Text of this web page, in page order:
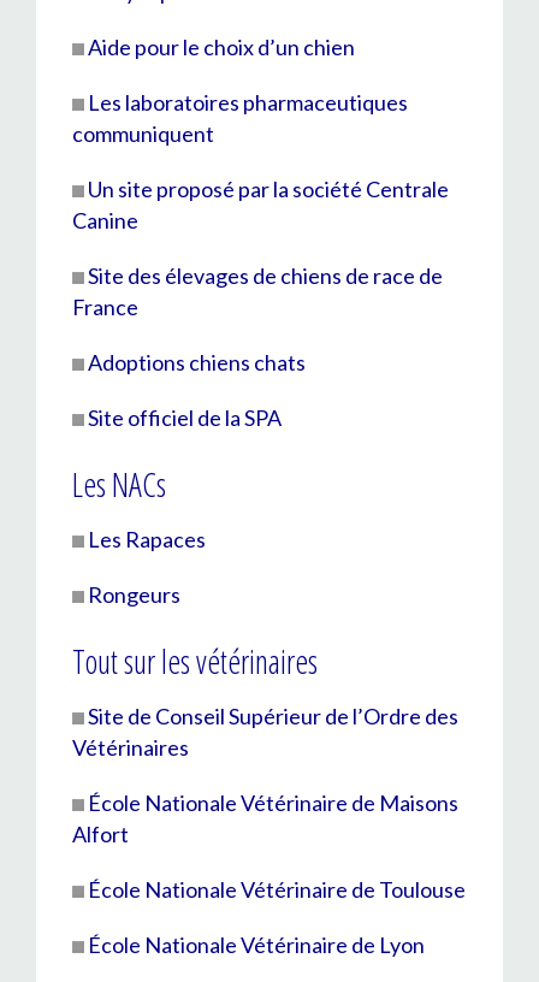
Aide pour le choix d’un chien
Les laboratoires pharmaceutiques
communiquent
Un site proposé par la société Centrale
Canine
Site des élevages de chiens de race de
France
Adoptions chiens chats
Site officiel de la SPA
Les NACs
Les Rapaces
Rongeurs
Tout sur les vétérinaires
Site de Conseil Supérieur de l’Ordre des
Vétérinaires
École Nationale Vétérinaire de Maisons
Alfort
École Nationale Vétérinaire de Toulouse
École Nationale Vétérinaire de Lyon